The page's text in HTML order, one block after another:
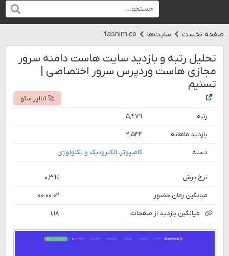
صفحه نخست سایت‌ها tasnim.co
تحلیل رتبه و بازدید سایت هاست دامنه سرور
مجازی هاست وردپرس سرور اختصاصی |
تسنیم
🚀 آنالیز سئو
رتبه ۵,۴۷۹
بازدید ماهانه ۲,۵۴۴
دسته کامپیوتر، الکترونیک و تکنولوژی
نرخ پرش ۰,۳۹٪
میانگین زمان حضور ۰۰:۰۰:۰۲
میانگین بازدید از صفحات ۱,۱۸